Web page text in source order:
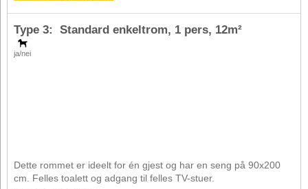
ja/nei
Type 3: Standard enkeltrom, 1 pers, 12m²
Dette rommet er ideelt for én gjest og har en seng på 90x200
cm. Felles toalett og adgang til felles TV-stuer.